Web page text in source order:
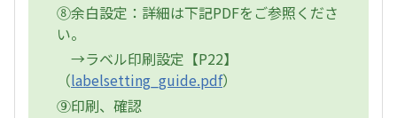
⑧余白設定：詳細は下記PDFをご参照くださ
い。
→ラベル印刷設定【P22】
（labelsetting_guide.pdf）
⑨印刷、確認